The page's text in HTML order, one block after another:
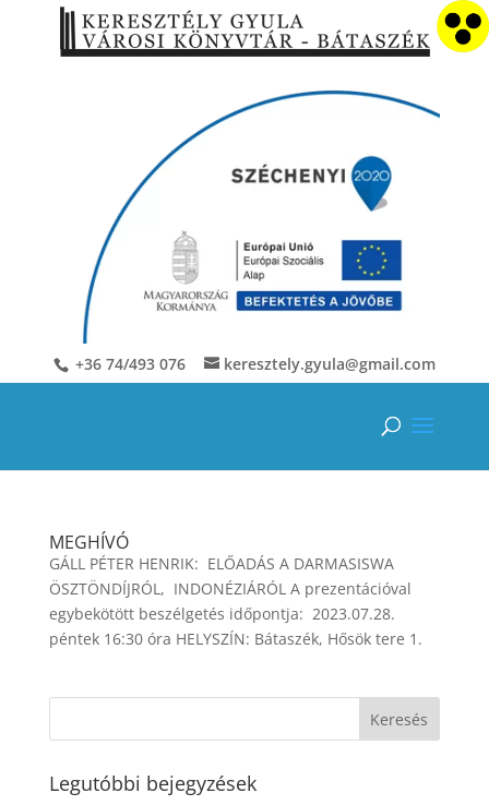
+36 74/493 076 keresztely.gyula@gmail.com
MEGHÍVÓ
GÁLL PÉTER HENRIK: ELŐADÁS A DARMASISWA
ÖSZTÖNDÍJRÓL, INDONÉZIÁRÓL A prezentációval
egybekötött beszélgetés időpontja: 2023.07.28.
péntek 16:30 óra HELYSZÍN: Bátaszék, Hősök tere 1.
Legutóbbi bejegyzések